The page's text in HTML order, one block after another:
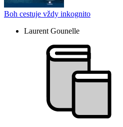
Boh cestuje vždy inkognito
Laurent Gounelle